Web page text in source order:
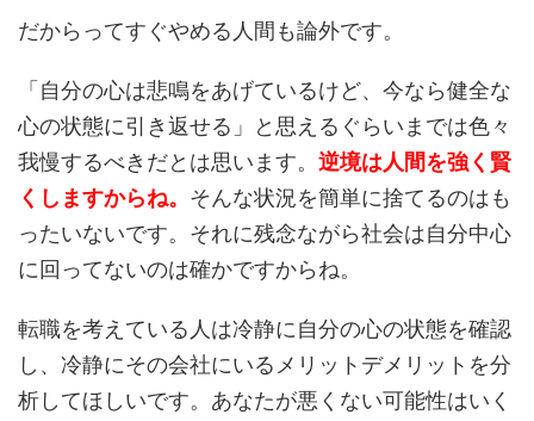
だからってすぐやめる人間も論外です。
「自分の心は悲鳴をあげているけど、今なら健全な
心の状態に引き返せる」と思えるぐらいまでは色々
我慢するべきだとは思います。 逆境は人間を強く賢
くしますからね。 そんな状況を簡単に捨てるのはも
ったいないです。それに残念ながら社会は自分中心
に回ってないのは確かですからね。
転職を考えている人は冷静に自分の心の状態を確認
し、冷静にその会社にいるメリットデメリットを分
析してほしいです。あなたが悪くない可能性はいく